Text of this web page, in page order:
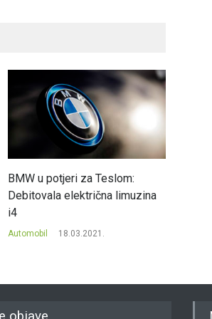
BMW u potjeri za Teslom:
Debitovala električna limuzina
i4
Automobil 18.03.2021.
objave